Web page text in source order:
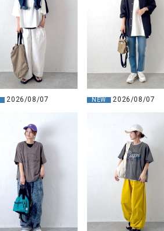
2026/08/07 NEW 2026/08/07